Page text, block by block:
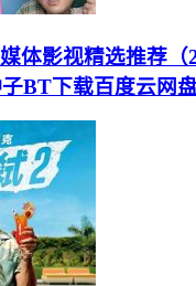
体影视精选推荐（
BT下载百度云网